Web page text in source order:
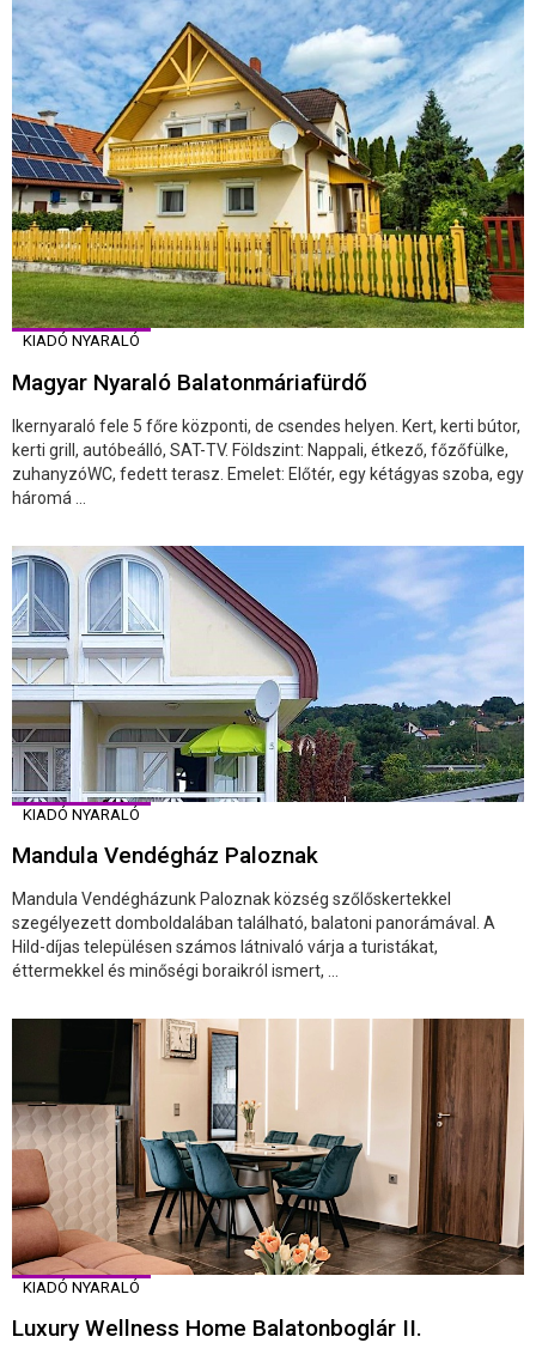
KIADÓ NYARALÓ
Magyar Nyaraló Balatonmáriafürdő
Ikernyaraló fele 5 főre központi, de csendes helyen. Kert, kerti bútor,
kerti grill, autóbeálló, SAT-TV. Földszint: Nappali, étkező, főzőfülke,
zuhanyzóWC, fedett terasz. Emelet: Előtér, egy kétágyas szoba, egy
háromá ...
KIADÓ NYARALÓ
Mandula Vendégház Paloznak
Mandula Vendégházunk Paloznak község szőlőskertekkel
szegélyezett domboldalában található, balatoni panorámával. A
Hild-díjas településen számos látnivaló várja a turistákat,
éttermekkel és minőségi boraikról ismert, ...
KIADÓ NYARALÓ
Luxury Wellness Home Balatonboglár II.